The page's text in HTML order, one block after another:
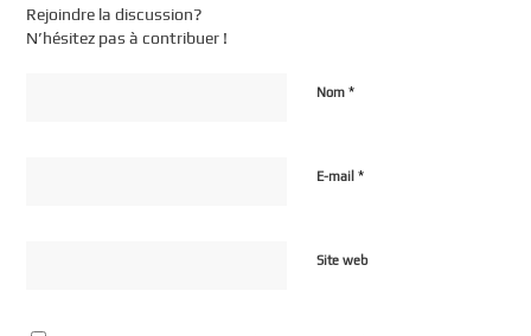
Rejoindre la discussion?
N’hésitez pas à contribuer !
Nom*
E-mail*
Site web